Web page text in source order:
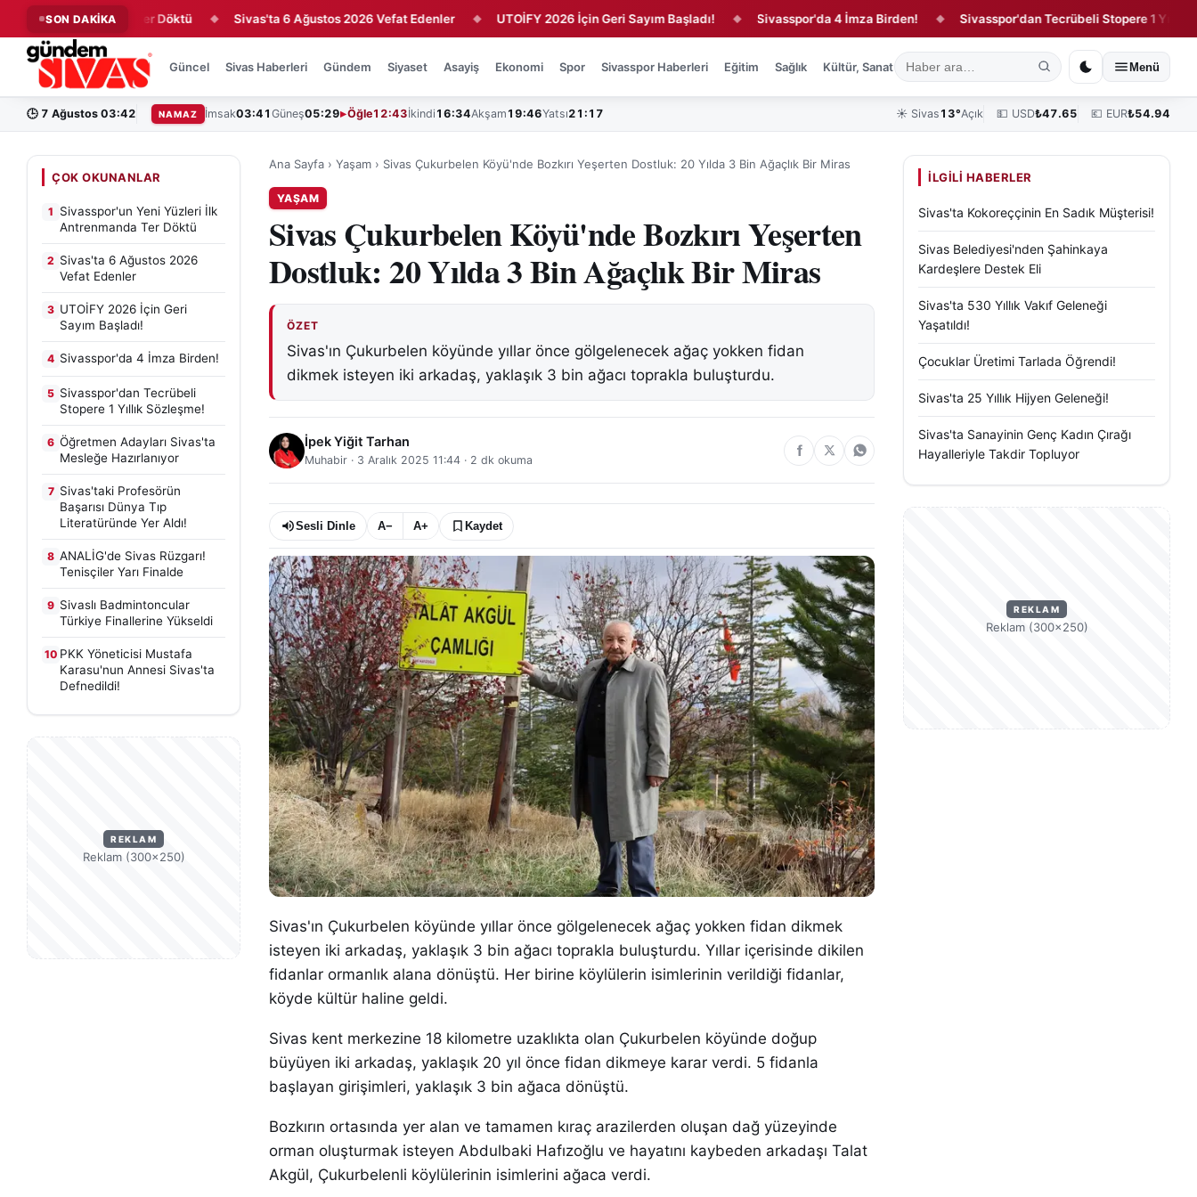
SON DAKİKA
Antrenmanda Ter Döktü ◆ Sivas'ta 6 Ağustos 2026 Vefat Edenler ◆ UTOİFY 2026 İçin Geri Sayım Başladı! ◆ Sivasspor'da 4 İmza Birden! ◆ Sivasspor'dan Tecrübeli Stopere 1 Yıllık
Güncel Sivas Haberleri Gündem Siyaset Asayiş Ekonomi Spor Sivasspor Haberleri Eğitim Sağlık Kültür, Sanat ve Tarih Yaşam Sivas Vefat Edenler Köşe
Menü
🕒 7 Ağustos 03:42 NAMAZ İmsak03:41 Güneş05:29 Öğle12:43İkindi 16:34Akşam 19:46Yatsı21:17 ☀️ Sivas 13°Açık 💵 USD₺47.65 💶 EUR₺54.94
ÇOK OKUNANLAR
1 Sivasspor'un Yeni Yüzleri İlk
Antrenmanda Ter Döktü
2 Sivas'ta 6 Ağustos 2026
Vefat Edenler
3 UTOİFY 2026 İçin Geri
Sayım Başladı!
4 Sivasspor'da 4 İmza Birden!
5 Sivasspor'dan Tecrübeli
Stopere 1 Yıllık Sözleşme!
6 Öğretmen Adayları Sivas'ta
Mesleğe Hazırlanıyor
7 Sivas'taki Profesörün
Başarısı Dünya Tıp
Literatüründe Yer Aldı!
8 ANALİG'de Sivas Rüzgarı!
Tenisçiler Yarı Finalde
9 Sivaslı Badmintoncular
Türkiye Finallerine Yükseldi
10 PKK Yöneticisi Mustafa
Karasu'nun Annesi Sivas'ta
Defnedildi!
REKLAM
Reklam (300×250)
Ana Sayfa › Yaşam › Sivas Çukurbelen Köyü'nde Bozkırı Yeşerten Dostluk: 20 Yılda 3 Bin Ağaçlık Bir Miras
YAŞAM
Sivas Çukurbelen Köyü'nde Bozkırı Yeşerten
Dostluk: 20 Yılda 3 Bin Ağaçlık Bir Miras
ÖZET
Sivas'ın Çukurbelen köyünde yıllar önce gölgelenecek ağaç yokken fidan
dikmek isteyen iki arkadaş, yaklaşık 3 bin ağacı toprakla buluşturdu.
İpek Yiğit Tarhan
Muhabir · 3 Aralık 2025 11:44 · 2 dk okuma
Sesli Dinle A− A+ Kaydet
Sivas'ın Çukurbelen köyünde yıllar önce gölgelenecek ağaç yokken fidan dikmek
isteyen iki arkadaş, yaklaşık 3 bin ağacı toprakla buluşturdu. Yıllar içerisinde dikilen
fidanlar ormanlık alana dönüştü. Her birine köylülerin isimlerinin verildiği fidanlar,
köyde kültür haline geldi.
Sivas kent merkezine 18 kilometre uzaklıkta olan Çukurbelen köyünde doğup
büyüyen iki arkadaş, yaklaşık 20 yıl önce fidan dikmeye karar verdi. 5 fidanla
başlayan girişimleri, yaklaşık 3 bin ağaca dönüştü.
Bozkırın ortasında yer alan ve tamamen kıraç arazilerden oluşan dağ yüzeyinde
orman oluşturmak isteyen Abdulbaki Hafızoğlu ve hayatını kaybeden arkadaşı Talat
Akgül, Çukurbelenli köylülerinin isimlerini ağaca verdi.
İLGILI HABERLER
Sivas'ta Kokoreççinin En Sadık Müşterisi!
Sivas Belediyesi'nden Şahinkaya
Kardeşlere Destek Eli
Sivas'ta 530 Yıllık Vakıf Geleneği
Yaşatıldı!
Çocuklar Üretimi Tarlada Öğrendi!
Sivas'ta 25 Yıllık Hijyen Geleneği!
Sivas'ta Sanayinin Genç Kadın Çırağı
Hayalleriyle Takdir Topluyor
REKLAM
Reklam (300×250)